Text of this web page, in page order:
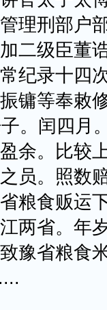
理刑部户
二级臣董
纪录十四
镛等奉敕
闰四月
余。比较
员。照数
粮食贩运
两省。年
豫省粮食